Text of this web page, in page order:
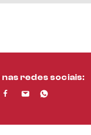
redes sociais: